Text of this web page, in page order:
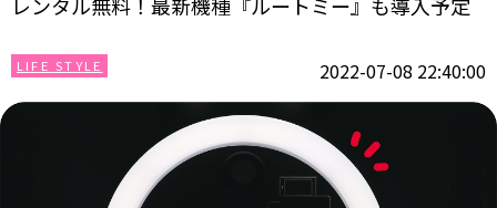
LIFE STYLE 2022-07-08 22:40:00